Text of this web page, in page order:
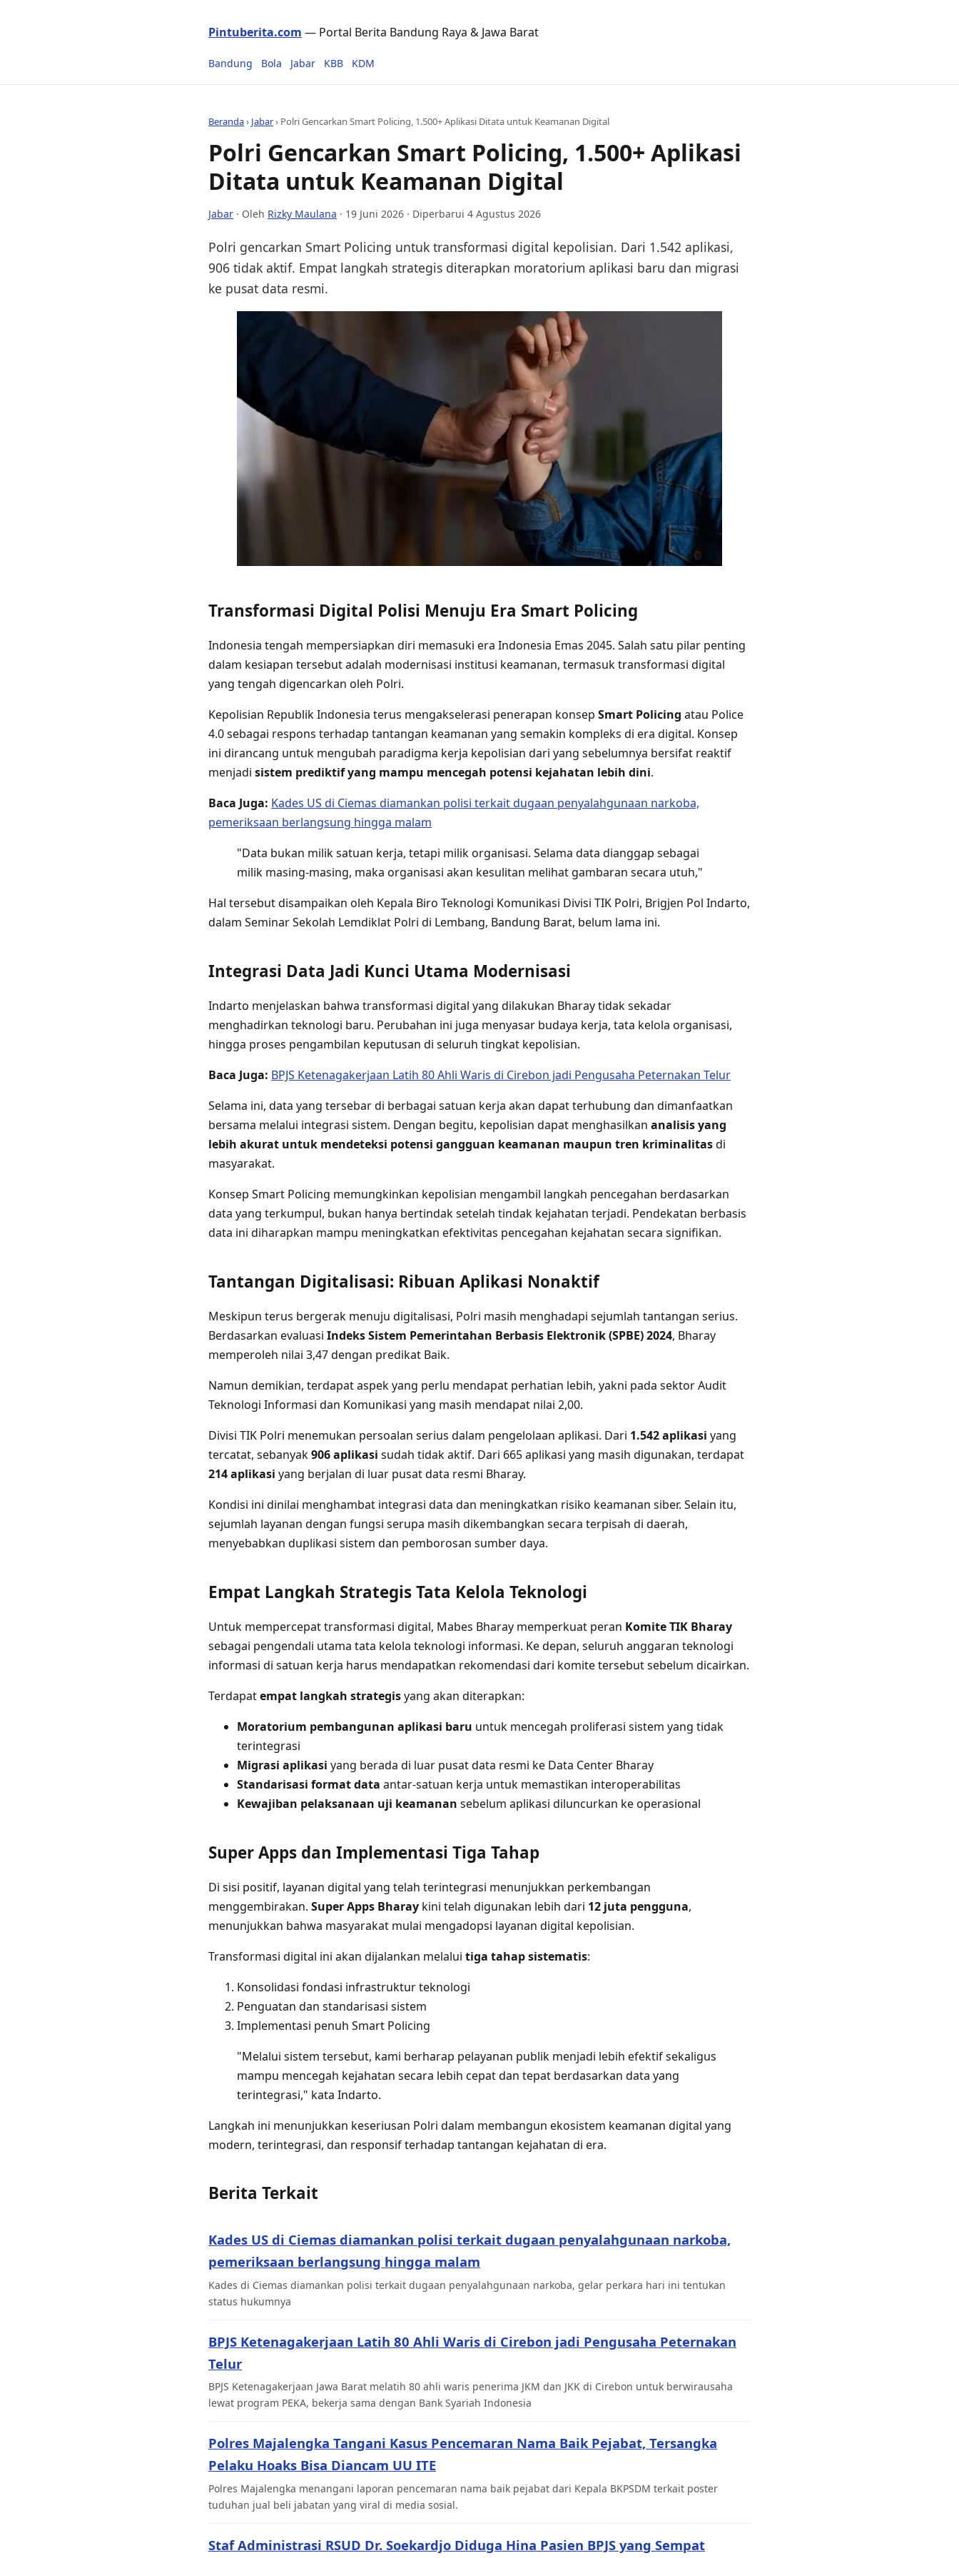
Pintuberita.com — Portal Berita Bandung Raya & Jawa Barat
Bandung Bola Jabar KBB KDM
Beranda› Jabar› Polri Gencarkan Smart Policing, 1.500+ Aplikasi Ditata untuk Keamanan Digital
Polri Gencarkan Smart Policing, 1.500+ Aplikasi
Ditata untuk Keamanan Digital
Jabar · Oleh Rizky Maulana · 19 Juni 2026 · Diperbarui 4 Agustus 2026
Polri gencarkan Smart Policing untuk transformasi digital kepolisian. Dari 1.542 aplikasi,
906 tidak aktif. Empat langkah strategis diterapkan moratorium aplikasi baru dan migrasi
ke pusat data resmi.
Transformasi Digital Polisi Menuju Era Smart Policing
Indonesia tengah mempersiapkan diri memasuki era Indonesia Emas 2045. Salah satu pilar penting
dalam kesiapan tersebut adalah modernisasi institusi keamanan, termasuk transformasi digital
yang tengah digencarkan oleh Polri.
Kepolisian Republik Indonesia terus mengakselerasi penerapan konsep Smart Policing atau Police
4.0 sebagai respons terhadap tantangan keamanan yang semakin kompleks di era digital. Konsep
ini dirancang untuk mengubah paradigma kerja kepolisian dari yang sebelumnya bersifat reaktif
menjadi sistem prediktif yang mampu mencegah potensi kejahatan lebih dini.
Baca Juga: Kades US di Ciemas diamankan polisi terkait dugaan penyalahgunaan narkoba,
pemeriksaan berlangsung hingga malam
"Data bukan milik satuan kerja, tetapi milik organisasi. Selama data dianggap sebagai
milik masing-masing, maka organisasi akan kesulitan melihat gambaran secara utuh,"
Hal tersebut disampaikan oleh Kepala Biro Teknologi Komunikasi Divisi TIK Polri, Brigjen Pol Indarto,
dalam Seminar Sekolah Lemdiklat Polri di Lembang, Bandung Barat, belum lama ini.
Integrasi Data Jadi Kunci Utama Modernisasi
Indarto menjelaskan bahwa transformasi digital yang dilakukan Bharay tidak sekadar
menghadirkan teknologi baru. Perubahan ini juga menyasar budaya kerja, tata kelola organisasi,
hingga proses pengambilan keputusan di seluruh tingkat kepolisian.
Baca Juga: BPJS Ketenagakerjaan Latih 80 Ahli Waris di Cirebon jadi Pengusaha Peternakan Telur
Selama ini, data yang tersebar di berbagai satuan kerja akan dapat terhubung dan dimanfaatkan
bersama melalui integrasi sistem. Dengan begitu, kepolisian dapat menghasilkan analisis yang
lebih akurat untuk mendeteksi potensi gangguan keamanan maupun tren kriminalitasdi
masyarakat.
Konsep Smart Policing memungkinkan kepolisian mengambil langkah pencegahan berdasarkan
data yang terkumpul, bukan hanya bertindak setelah tindak kejahatan terjadi. Pendekatan berbasis
data ini diharapkan mampu meningkatkan efektivitas pencegahan kejahatan secara signifikan.
Tantangan Digitalisasi: Ribuan Aplikasi Nonaktif
Meskipun terus bergerak menuju digitalisasi, Polri masih menghadapi sejumlah tantangan serius.
Berdasarkan evaluasi Indeks Sistem Pemerintahan Berbasis Elektronik (SPBE) 2024, Bharay
memperoleh nilai 3,47 dengan predikat Baik.
Namun demikian, terdapat aspek yang perlu mendapat perhatian lebih, yakni pada sektor Audit
Teknologi Informasi dan Komunikasi yang masih mendapat nilai 2,00.
Divisi TIK Polri menemukan persoalan serius dalam pengelolaan aplikasi. Dari 1.542 aplikasi yang
tercatat, sebanyak906 aplikasi sudah tidak aktif. Dari 665 aplikasi yang masih digunakan, terdapat
214 aplikasi yang berjalan di luar pusat data resmi Bharay.
Kondisi ini dinilai menghambat integrasi data dan meningkatkan risiko keamanan siber. Selain itu,
sejumlah layanan dengan fungsi serupa masih dikembangkan secara terpisah di daerah,
menyebabkan duplikasi sistem dan pemborosan sumber daya.
Empat Langkah Strategis Tata Kelola Teknologi
Untuk mempercepat transformasi digital, Mabes Bharay memperkuat peran Komite TIK Bharay
sebagai pengendali utama tata kelola teknologi informasi. Ke depan, seluruh anggaran teknologi
informasi di satuan kerja harus mendapatkan rekomendasi dari komite tersebut sebelum dicairkan.
Terdapatempat langkah strategisyang akan diterapkan:
Moratorium pembangunan aplikasi baru untuk mencegah proliferasi sistem yang tidak
terintegrasi
Migrasi aplikasi yang berada di luar pusat data resmi ke Data Center Bharay
Standarisasi format data antar-satuan kerja untuk memastikan interoperabilitas
Kewajiban pelaksanaan uji keamanan sebelum aplikasi diluncurkan ke operasional
Super Apps dan Implementasi Tiga Tahap
Di sisi positif, layanan digital yang telah terintegrasi menunjukkan perkembangan
menggembirakan. Super Apps Bharay kini telah digunakan lebih dari 12 juta pengguna,
menunjukkan bahwa masyarakat mulai mengadopsi layanan digital kepolisian.
Transformasi digital ini akan dijalankan melalui tiga tahap sistematis:
Konsolidasi fondasi infrastruktur teknologi
Penguatan dan standarisasi sistem
Implementasi penuh Smart Policing
"Melalui sistem tersebut, kami berharap pelayanan publik menjadi lebih efektif sekaligus
mampu mencegah kejahatan secara lebih cepat dan tepat berdasarkan data yang
terintegrasi," kata Indarto.
Langkah ini menunjukkan keseriusan Polri dalam membangun ekosistem keamanan digital yang
modern, terintegrasi, dan responsif terhadap tantangan kejahatan di era.
Berita Terkait
Kades US di Ciemas diamankan polisi terkait dugaan penyalahgunaan narkoba,
pemeriksaan berlangsung hingga malam
Kades di Ciemas diamankan polisi terkait dugaan penyalahgunaan narkoba, gelar perkara hari ini tentukan
status hukumnya
BPJS Ketenagakerjaan Latih 80 Ahli Waris di Cirebon jadi Pengusaha Peternakan
Telur
BPJS Ketenagakerjaan Jawa Barat melatih 80 ahli waris penerima JKM dan JKK di Cirebon untuk berwirausaha
lewat program PEKA, bekerja sama dengan Bank Syariah Indonesia
Polres Majalengka Tangani Kasus Pencemaran Nama Baik Pejabat, Tersangka
Pelaku Hoaks Bisa Diancam UU ITE
Polres Majalengka menangani laporan pencemaran nama baik pejabat dari Kepala BKPSDM terkait poster
tuduhan jual beli jabatan yang viral di media sosial.
Staf Administrasi RSUD Dr. Soekardjo Diduga Hina Pasien BPJS yang Sempat